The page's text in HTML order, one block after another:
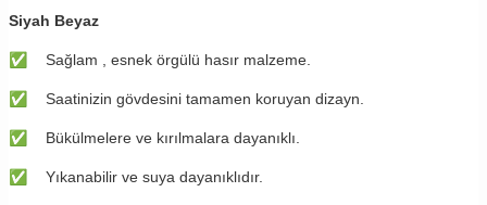
Siyah Beyaz
✅ ​Sağlam , esnek örgülü hasır malzeme.
✅ ​Saatinizin gövdesini tamamen koruyan dizayn.
✅ ​Bükülmelere ve kırılmalara dayanıklı.
✅ ​Yıkanabilir ve suya dayanıklıdır.